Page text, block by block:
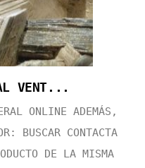
VENT...
ONLINE ADEMÁS,
BUSCAR CONTACTA
DE LA MISMA